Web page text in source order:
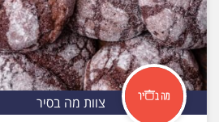
צוות מה בסיר